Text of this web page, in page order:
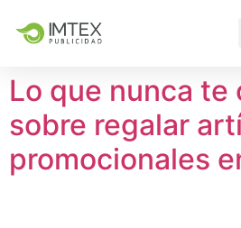
Lo que nunca te
sobre regalar
promocionales